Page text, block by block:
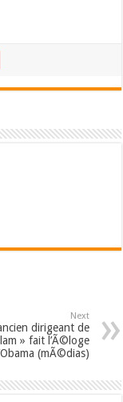
Next
dirigeant de
» fait l’Ã©loge
(mÃ©dias)